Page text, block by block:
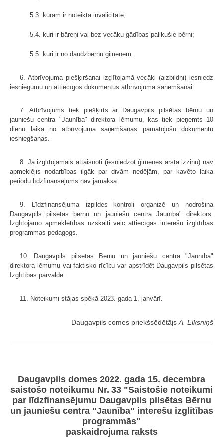
5.3. kuram ir noteikta invaliditāte;
5.4. kuri ir bāreņi vai bez vecāku gādības palikušie bērni;
5.5. kuri ir no daudzbērnu ģimenēm.
6. Atbrīvojuma piešķiršanai izglītojamā vecāki (aizbildņi) iesniedz
iesniegumu un attiecīgos dokumentus atbrīvojuma saņemšanai.
7. Atbrīvojums tiek piešķirts ar Daugavpils pilsētas bērnu un
jauniešu centra "Jaunība" direktora lēmumu, kas tiek pieņemts 10
dienu laikā no atbrīvojuma saņemšanas pamatojošu dokumentu
iesniegšanas.
8. Ja izglītojamais attaisnoti (iesniedzot ģimenes ārsta izziņu) nav
apmeklējis nodarbības ilgāk par divām nedēļām, par kavēto laika
periodu līdzfinansējums nav jāmaksā.
9. Līdzfinansējuma izpildes kontroli organizē un nodrošina
Daugavpils pilsētas bērnu un jauniešu centra Jaunība" direktors.
Izglītojamo apmeklētības uzskaiti veic attiecīgās interešu izglītības
programmas pedagogs.
10. Daugavpils pilsētas Bērnu un jauniešu centra "Jaunība"
direktora lēmumu vai faktisko rīcību var apstrīdēt Daugavpils pilsētas
Izglītības pārvaldē.
11. Noteikumi stājas spēkā 2023. gada 1. janvārī.
Daugavpils domes priekšsēdētājs A. Elksniņš
Daugavpils domes 2022. gada 15. decembra
saistošo noteikumu Nr. 33 "Saistošie noteikumi
par līdzfinansējumu Daugavpils pilsētas Bērnu
un jauniešu centra "Jaunība" interešu izglītības
programmās"
paskaidrojuma raksts